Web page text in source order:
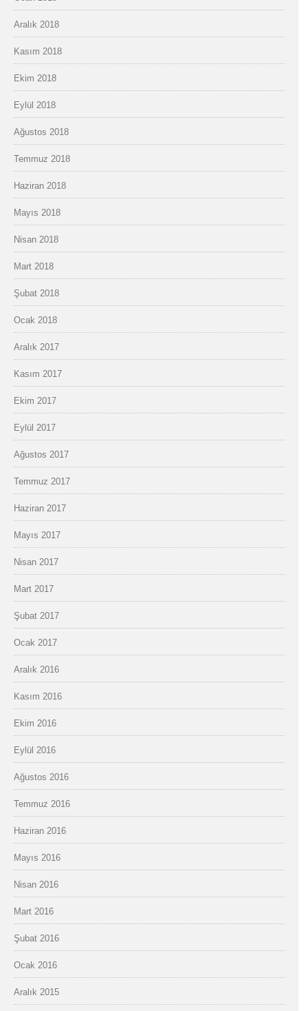
Aralık 2018
Kasım 2018
Ekim 2018
Eylül 2018
Ağustos 2018
Temmuz 2018
Haziran 2018
Mayıs 2018
Nisan 2018
Mart 2018
Şubat 2018
Ocak 2018
Aralık 2017
Kasım 2017
Ekim 2017
Eylül 2017
Ağustos 2017
Temmuz 2017
Haziran 2017
Mayıs 2017
Nisan 2017
Mart 2017
Şubat 2017
Ocak 2017
Aralık 2016
Kasım 2016
Ekim 2016
Eylül 2016
Ağustos 2016
Temmuz 2016
Haziran 2016
Mayıs 2016
Nisan 2016
Mart 2016
Şubat 2016
Ocak 2016
Aralık 2015